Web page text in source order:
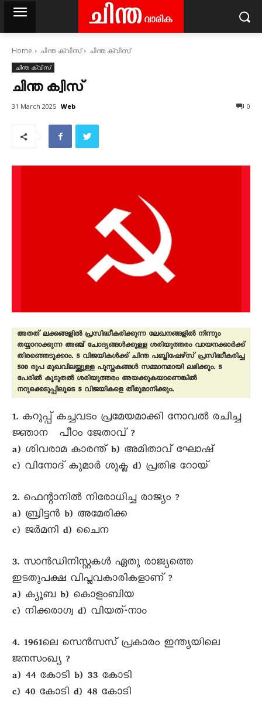
Home ചിന്ത ക്വിസ്‌ ചിന്ത ക്വിസ്
ചിന്ത ക്വിസ്‌
ചിന്ത ക്വിസ്
31 March 2025 Web 0
അതത് ലക്കങ്ങളിൽ പ്രസിദ്ധീകരിക്കുന്ന ലേഖനങ്ങളിൽ നിന്നും
തയ്യാറാക്കുന്ന അഞ്ച് ചോദ്യങ്ങൾക്കുള്ള ശരിയുത്തരം വായനക്കാർക്ക്
തിരഞ്ഞെടുക്കാം. 5 വിജയികൾക്ക് ചിന്ത പബ്ലിഷേഴ്സ് പ്രസിദ്ധീകരിച്ച
500 രൂപ മുഖവിലയ്ക്കുള്ള പുസ്തകങ്ങൾ സമ്മാനമായി ലഭിക്കും. 5
പേരിൽ കൂടുതൽ ശരിയുത്തരം അയക്കുകയാണെങ്കിൽ
നറുക്കെടുപ്പിലൂടെ 5 വിജയികളെ തീരുമാനിക്കും.
1. കറുപ്പ് കച്ചവടം പ്രമേയമാക്കി നോവൽ രചിച്ച
ജ്ഞാന പീഠം ജേതാവ് ?
a) ശിവരാമ കാരന്ത് b) അമിതാവ് ഘോഷ്
c) വിനോദ് കുമാർ ശുക്ല d) പ്രതിഭ റോയ്
2. ഫെന്റാനിൽ നിരോധിച്ച രാജ്യം ?
a) ബ്രിട്ടൻ b) അമേരിക്ക
c) ജർമനി d) ചെെന
3. സാൻഡിനിസ്റ്റകൾ ഏതു രാജ്യത്തെ
ഇടതുപക്ഷ വിപ്ലവകാരികളാണ് ?
a) ക്യൂബ b) കൊളംബിയ
c) നിക്കരാഗ്വ d) വിയത്-നാം
4. 1961ലെ സെൻസസ് പ്രകാരം ഇന്ത്യയിലെ
ജനസംഖ്യ ?
a) 44 കോടി b) 33 കോടി
c) 40 കോടി d) 48 കോടി